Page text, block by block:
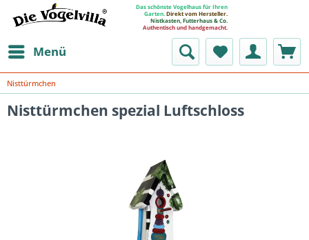
Das schönste Vogelhaus für Ihren
Garten. Direkt vom Hersteller.
Nistkasten, Futterhaus & Co.
Authentisch und handgemacht.
Menü
Nisttürmchen
Nisttürmchen spezial Luftschloss